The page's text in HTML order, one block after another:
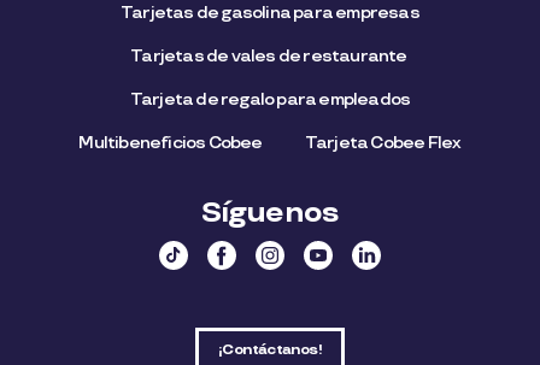
Tarjetas de gasolina para empresas
Tarjetas de vales de restaurante
Tarjeta de regalo para empleados​
Multibeneficios Cobee Tarjeta Cobee Flex
Síguenos
¡Contáctanos!